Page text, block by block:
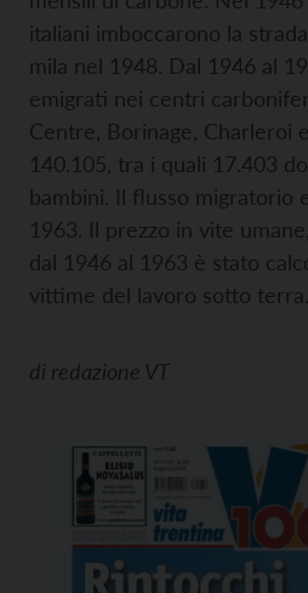
italiani imboccarono la
mila nel 1948. Dal 1946 al
emigrati nei centri
Centre, Borinage, Charleroi
140.105, tra i quali 17.403
bambini. Il flusso migratorio
1963. Il prezzo in vite
dal 1946 al 1963 è stato
vittime del lavoro sotto terra.
di redazione VT